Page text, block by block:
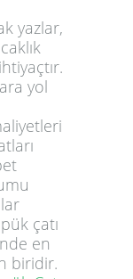
yazlar,
yol
çatı
en
biridir.